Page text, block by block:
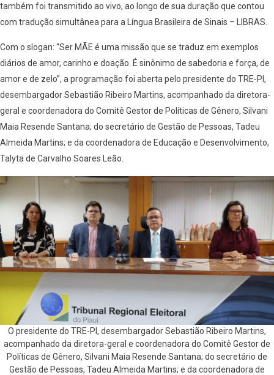
também foi transmitido ao vivo, ao longo de sua duração que contou
com tradução simultânea para a Língua Brasileira de Sinais – LIBRAS.
Com o slogan: “Ser MÃE é uma missão que se traduz em exemplos
diários de amor, carinho e doação. É sinônimo de sabedoria e força, de
amor e de zelo”, a programação foi aberta pelo presidente do TRE-PI,
desembargador Sebastião Ribeiro Martins, acompanhado da diretora-
geral e coordenadora do Comitê Gestor de Políticas de Gênero, Silvani
Maia Resende Santana; do secretário de Gestão de Pessoas, Tadeu
Almeida Martins; e da coordenadora de Educação e Desenvolvimento,
Talyta de Carvalho Soares Leão.
O presidente do TRE-PI, desembargador Sebastião Ribeiro Martins,
acompanhado da diretora-geral e coordenadora do Comitê Gestor de
Políticas de Gênero, Silvani Maia Resende Santana; do secretário de
Gestão de Pessoas, Tadeu Almeida Martins; e da coordenadora de